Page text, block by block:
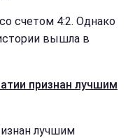
счетом 4:2. Однако
вышла в
признан лучшим
лучшим